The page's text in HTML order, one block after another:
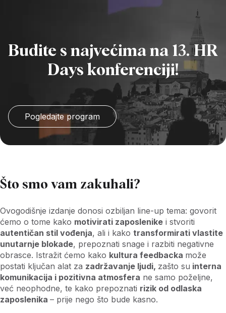
Budite s najvećima na 13. HR
Days konferenciji!
Pogledajte program
Što smo vam zakuhali?
Ovogodišnje izdanje donosi ozbiljan line-up tema: govorit
ćemo o tome kako motivirati zaposlenike i stvoriti
autentičan stil vođenja, ali i kako transformirati vlastite
unutarnje blokade, prepoznati snage i razbiti negativne
obrasce. Istražit ćemo kako kultura feedbacka može
postati ključan alat za zadržavanje ljudi, zašto su interna
komunikacija i pozitivna atmosfera ne samo poželjne,
već neophodne, te kako prepoznati rizik od odlaska
zaposlenika – prije nego što bude kasno.